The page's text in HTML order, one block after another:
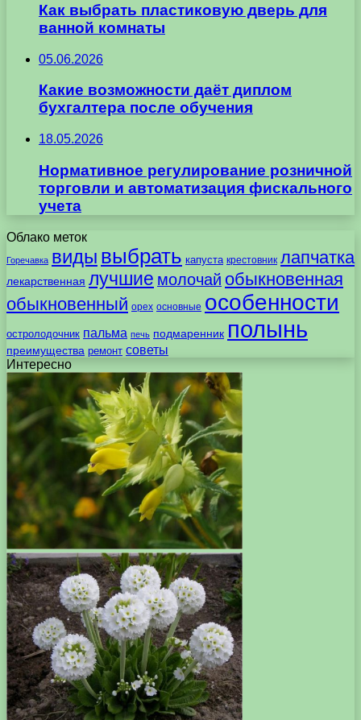
Как выбрать пластиковую дверь для
ванной комнаты
05.06.2026
Какие возможности даёт диплом
бухгалтера после обучения
18.05.2026
Нормативное регулирование розничной
торговли и автоматизация фискального
учета
Облако меток
Горечавка виды выбрать капуста крестовник лапчатка
лекарственная лучшие молочай обыкновенная
обыкновенный орех основные особенности
остролодочник пальма печь подмаренник полынь
преимущества ремонт советы
Интересно